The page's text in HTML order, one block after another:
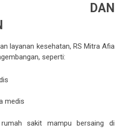
DAN
layanan kesehatan, RS Mitra Afia
seperti:
medis
sakit mampu bersaing di